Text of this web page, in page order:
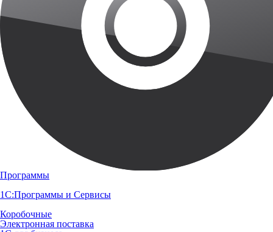
Программы
1С:Программы и Сервисы
Коробочные
Электронная поставка